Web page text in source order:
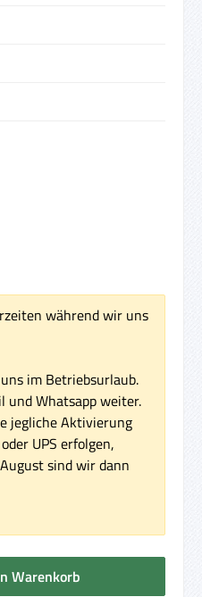
während wir uns
im Betriebsurlaub.
und Whatsapp weiter.
jegliche Aktivierung
UPS erfolgen,
sind wir dann
die Schaltflächen um die
Warenkorb